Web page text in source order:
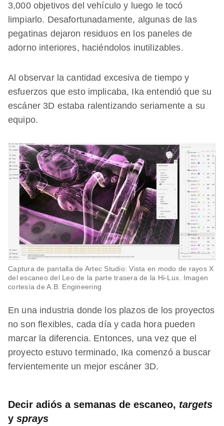
3,000 objetivos del vehículo y luego le tocó
limpiarlo. Desafortunadamente, algunas de las
pegatinas dejaron residuos en los paneles de
adorno interiores, haciéndolos inutilizables.
Al observar la cantidad excesiva de tiempo y
esfuerzos que esto implicaba, Ika entendió que su
escáner 3D estaba ralentizando seriamente a su
equipo.
Captura de pantalla de Artec Studio: Vista en modo de rayos X
del escaneo del Leo de la parte trasera de la Hi-Lux. Imagen
cortesía de A.B. Engineering
En una industria donde los plazos de los proyectos
no son flexibles, cada día y cada hora pueden
marcar la diferencia. Entonces, una vez que el
proyecto estuvo terminado, Ika comenzó a buscar
fervientemente un mejor escáner 3D.
Decir adiós a semanas de escaneo, targets
y sprays